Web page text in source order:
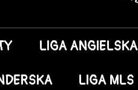
LIGA ANGIELSKA
LIGA MLS